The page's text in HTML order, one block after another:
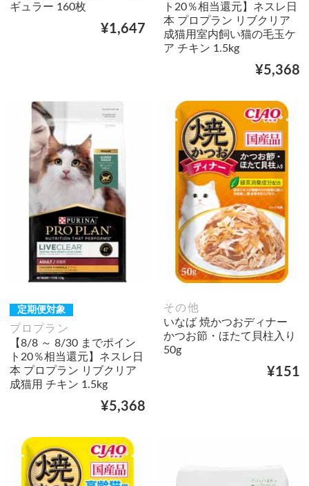
ギュラー 160枚
¥1,647
ト20％相当還元】ネスレ日
本 プロプラン リブクリア
成猫用室内飼い猫の毛玉ケ
ア チキン 1.5kg
¥5,368
定期便対象
プロプラン
【8/8 ～ 8/30 までポイン
ト20％相当還元】ネスレ日
本 プロプラン リブクリア
成猫用 チキン 1.5kg
¥5,368
その他
いなば 焼かつおディナー
かつお節・ほたて貝柱入り
50g
¥151